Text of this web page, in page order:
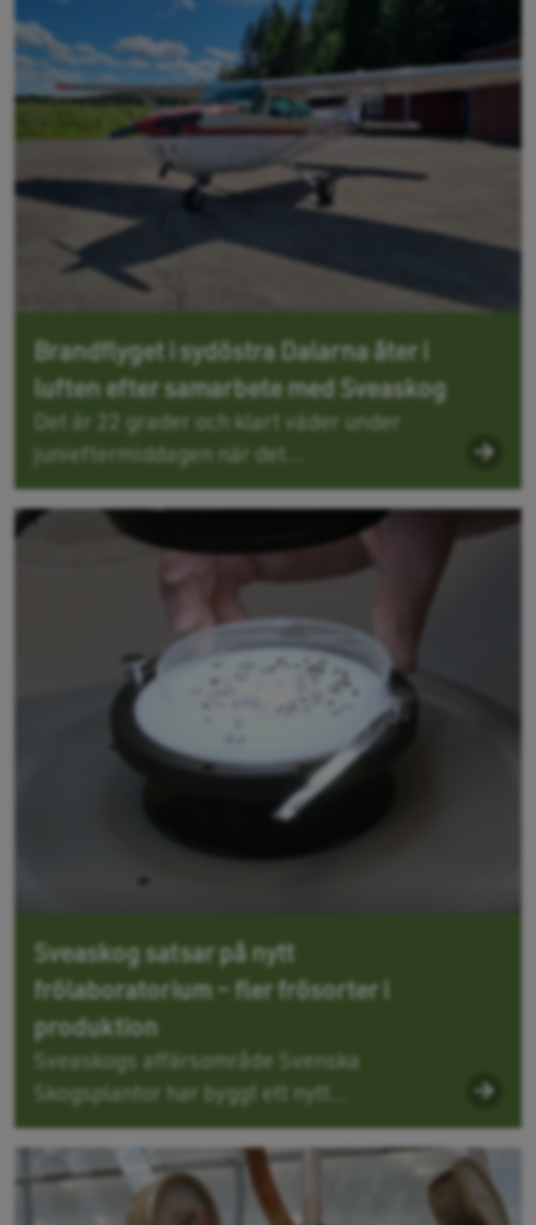
Brandflyget i sydöstra Dalarna åter i
luften efter samarbete med Sveaskog
Det är 22 grader och klart väder under
junieftermiddagen när det...
Sveaskog satsar på nytt
frölaboratorium – fler frösorter i
produktion
Sveaskogs affärsområde Svenska
Skogsplantor har byggt ett nytt...